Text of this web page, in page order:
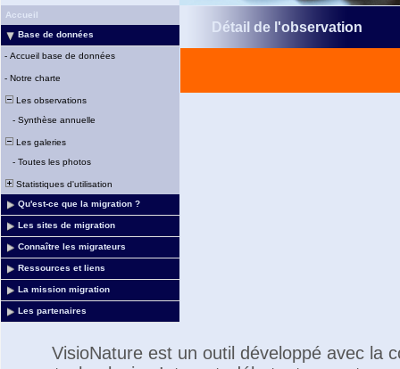
Accueil
Base de données
- Accueil base de données
- Notre charte
Les observations
- Synthèse annuelle
Les galeries
- Toutes les photos
Statistiques d'utilisation
Qu'est-ce que la migration ?
Les sites de migration
Connaître les migrateurs
Ressources et liens
La mission migration
Les partenaires
Détail de l'observation
VisioNature est un outil développé avec la